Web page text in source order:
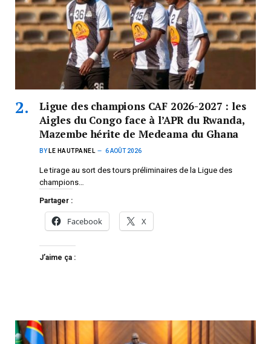
Ligue des champions CAF 2026-2027 : les
Aigles du Congo face à l’APR du Rwanda,
Mazembe hérite de Medeama du Ghana
BY LE HAUTPANEL 6 AOÛT 2026
Le tirage au sort des tours préliminaires de la Ligue des
champions…
Partager :
Facebook X
J’aime ça :